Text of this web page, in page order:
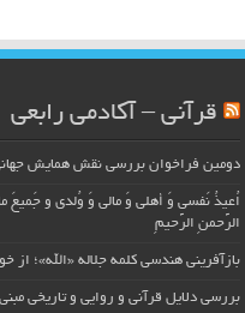
قرآنی – آکادمی رابعی
دومین فراخوان بررسی نقش همایش
اُعیذُ نَفسی وَ أهلی وَ مالی وَ وُلدی و جَمیعَ
الرَّحمنِ الرَّحیمِ
بازآفرینی هندسی کلمه جلاله «الله»؛ از
بررسی دلایل قرآنی و روایی و تاریخی